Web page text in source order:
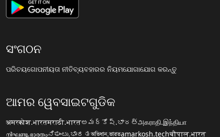
ସଂଗଠନ
ପରିଚୟଗୋପନୀୟତା ନୀତିବ୍ୟବହାରର ନିୟମଯୋଗାଯୋଗ କରନ୍ତୁ
ଆମର ୱେବସାଇଟଗୁଡିକ
अमरकोश.भारतमराठी.भारतఅమర్కోష్.భారత్அகராதி.இந்தியா
നിഘണ്ടു.ഭാരതംನಿಘಂಟು.ಭಾರತঅভিধান.ভারতamarkosh.techचौपाल.भारत